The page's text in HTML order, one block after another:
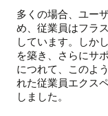
多くの場合、ユー
め、従業員はフラ
しています。しか
を築き、さらにサ
につれて、このよ
れた従業員エクス
しました。